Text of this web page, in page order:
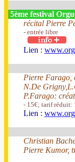
5ème festival
récital Pierre
- entrée libre
Lien :
Pierre Farago,
N.De
P.Farago:
- 15€; tarif réduit:
Lien :
Christian
Pierre Kumor,